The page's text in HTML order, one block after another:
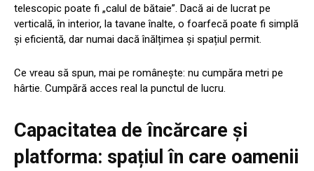
telescopic poate fi „calul de bătaie”. Dacă ai de lucrat pe
verticală, în interior, la tavane înalte, o foarfecă poate fi simplă
și eficientă, dar numai dacă înălțimea și spațiul permit.
Ce vreau să spun, mai pe românește: nu cumpăra metri pe
hârtie. Cumpără acces real la punctul de lucru.
Capacitatea de încărcare și
platforma: spațiul în care oamenii